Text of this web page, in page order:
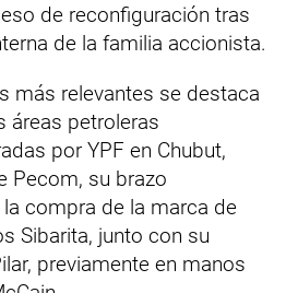
de reconfiguración tras
de la familia accionista.
más relevantes se destaca
áreas petroleras
por YPF en Chubut,
Pecom, su brazo
compra de la marca de
Sibarita, junto con su
previamente en manos